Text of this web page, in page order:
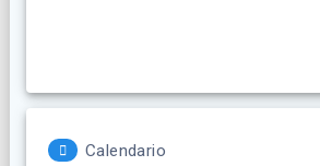
Calendario